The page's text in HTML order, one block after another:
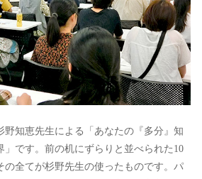
野知恵先生による「あなたの『多分』知
」です。前の机にずらりと並べられた10
の全てが杉野先生の使ったものです。パ